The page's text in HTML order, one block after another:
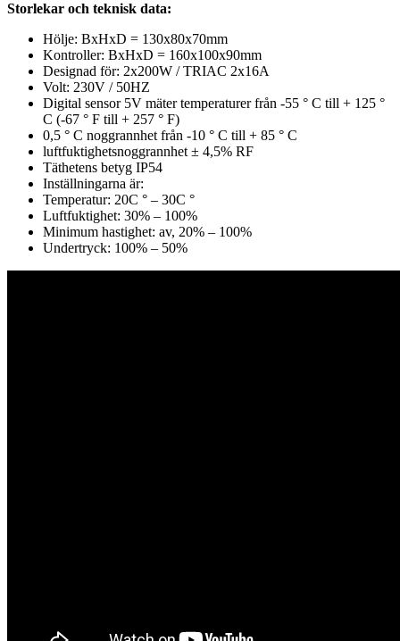
Storlekar och teknisk data:
Hölje: BxHxD = 130x80x70mm
Kontroller: BxHxD = 160x100x90mm
Designad för: 2x200W / TRIAC 2x16A
Volt: 230V / 50HZ
Digital sensor 5V mäter temperaturer från -55 ° C till + 125 °
C (-67 ° F till + 257 ° F)
0,5 ° C noggrannhet från -10 ° C till + 85 ° C
luftfuktighetsnoggrannhet ± 4,5% RF
Täthetens betyg IP54
Inställningarna är:
Temperatur: 20C ° – 30C °
Luftfuktighet: 30% – 100%
Minimum hastighet: av, 20% – 100%
Undertryck: 100% – 50%